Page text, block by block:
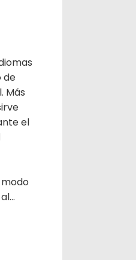
de
Más
el